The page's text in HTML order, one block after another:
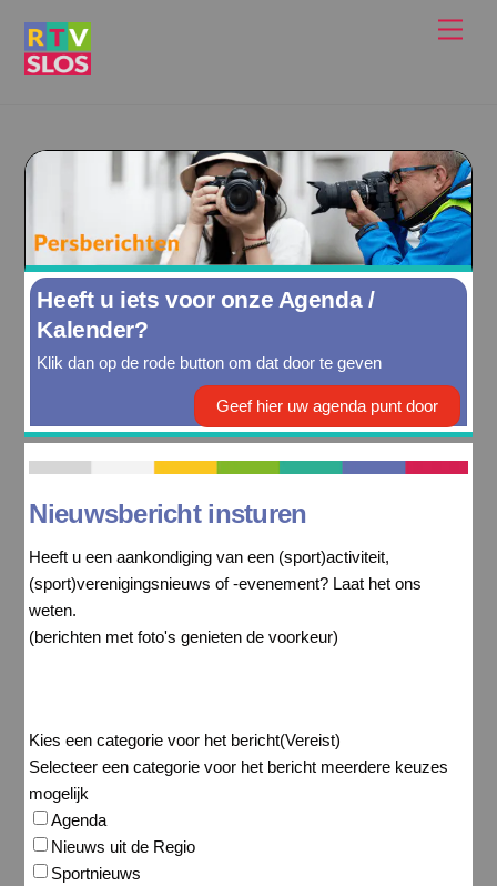
Heeft u iets voor onze Agenda /
Kalender?
Klik dan op de rode button om dat door te geven
Geef hier uw agenda punt door
Nieuwsbericht insturen
Heeft u een aankondiging van een (sport)activiteit,
(sport)verenigingsnieuws of -evenement? Laat het ons
weten.
(berichten met foto's genieten de voorkeur)
Kies een categorie voor het bericht(Vereist)
Selecteer een categorie voor het bericht meerdere keuzes
mogelijk
Agenda
Nieuws uit de Regio
Sportnieuws